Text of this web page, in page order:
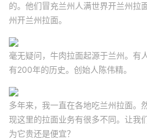
的。他们冒充兰州人满世界开兰州拉
州开兰州拉面。
毫无疑问，牛肉拉面起源于兰州。有
有200年的历史。创始人陈伟精。
多年来，我一直在各地吃兰州拉面。
现这里的拉面业务有很多不同。让我
为它贵还是便宜？